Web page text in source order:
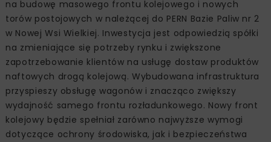
na budowę masowego frontu kolejowego i nowych
torów postojowych w należącej do PERN Bazie Paliw nr 2
w Nowej Wsi Wielkiej. Inwestycja jest odpowiedzią spółki
na zmieniające się potrzeby rynku i zwiększone
zapotrzebowanie klientów na usługę dostaw produktów
naftowych drogą kolejową. Wybudowana infrastruktura
przyspieszy obsługę wagonów i znacząco zwiększy
wydajność samego frontu rozładunkowego. Nowy front
kolejowy będzie spełniał zarówno najwyższe wymogi
dotyczące ochrony środowiska, jak i bezpieczeństwa